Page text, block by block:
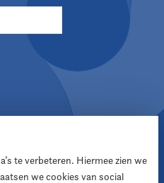
te verbeteren. Hiermee zien we
we cookies van social